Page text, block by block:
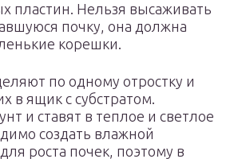
пластин. Нельзя высаживать
почку, она должна
корешки.
по одному отростку и
в ящик с субстратом.
и ставят в теплое и светлое
создать влажной
роста почек, поэтому в